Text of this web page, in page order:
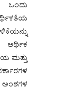
ಒಂದು
ಆರ್ಥಿಕ
ಮತ್ತು